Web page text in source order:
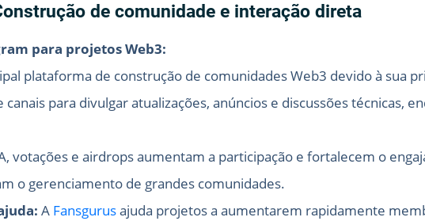
de comunidade e interação direta
para projetos Web3:
plataforma de construção de comunidades Web3 devido à sua
canais para divulgar atualizações, anúncios e discussões
votações e airdrops aumentam a participação e fortalecem o
o gerenciamento de grandes comunidades.
A Fansgurusajuda projetos a aumentarem rapidamente